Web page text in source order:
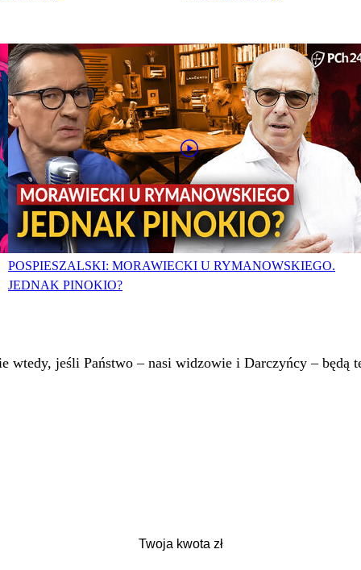
POSPIESZALSKI: MORAWIECKI U RYMANOWSKIEGO.
JEDNAK PINOKIO?
wtedy, jeśli Państwo – nasi widzowie i Darczyńcy – będą